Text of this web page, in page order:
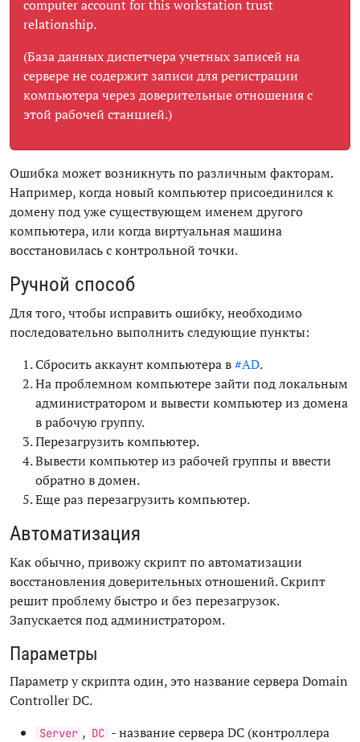
computer account for this workstation trust
relationship.
(База данных диспетчера учетных записей на
сервере не содержит записи для регистрации
компьютера через доверительные отношения с
этой рабочей станцией.)
Ошибка может возникнуть по различным факторам.
Например, когда новый компьютер присоединился к
домену под уже существующем именем другого
компьютера, или когда виртуальная машина
восстановилась с контрольной точки.
Ручной способ
Для того, чтобы исправить ошибку, необходимо
последовательно выполнить следующие пункты:
Сбросить аккаунт компьютера в#AD.
На проблемном компьютере зайти под локальным
администратором и вывести компьютер из домена
в рабочую группу.
Перезагрузить компьютер.
Вывести компьютер из рабочей группы и ввести
обратно в домен.
Еще раз перезагрузить компьютер.
Автоматизация
Как обычно, привожу скрипт по автоматизации
восстановления доверительных отношений. Скрипт
решит проблему быстро и без перезагрузок.
Запускается под администратором.
Параметры
Параметр у скрипта один, это название сервера Domain
ControllerDC.
Server , DC - название сервера DC (контроллера